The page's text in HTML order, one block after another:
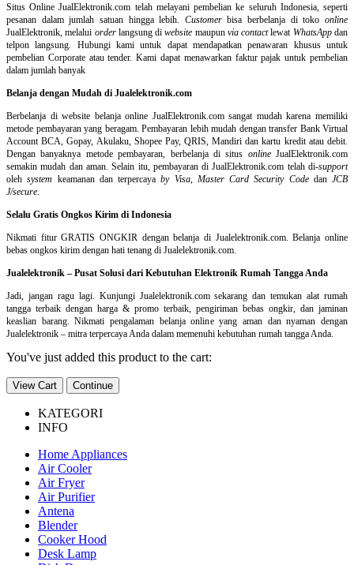
Situs Online JualElektronik.com telah melayani pembelian ke seluruh Indonesia, seperti
pesanan dalam jumlah satuan hingga lebih. Customerbisa berbelanja di tokoonline
JualElektronik, melalui orderlangsung diwebsite maupun via contactlewat WhatsAppdan
telpon langsung. Hubungi kami untuk dapat mendapatkan penawaran khusus untuk
pembelian Corporate atau tender. Kami dapat menawarkan faktur pajak untuk pembelian
dalam jumlah banyak
Belanja dengan Mudah di Jualelektronik.com
Berbelanja diwebsite belanja online JualElektronik.com sangat mudah karena memiliki
metode pembayaran yang beragam. Pembayaran lebih mudah dengan transfer Bank Virtual
Account BCA, Gopay, Akulaku, Shopee Pay, QRIS, Mandiri dan kartu kredit atau debit.
Dengan banyaknya metode pembayaran, berbelanja di situs onlineJualElektronik.com
semakin mudah dan aman. Selain itu, pembayaran di JualElektronik.com telah di-support
olehsystem keamanan dan terpercayaby Visa, Master Card Security Codedan JCB
J/secure.
Selalu Gratis Ongkos Kirim di Indonesia
Nikmati fitur GRATIS ONGKIR dengan belanja di Jualelektronik.com. Belanja online
bebas ongkos kirim dengan hati tenang di Jualelektronik.com.
Jualelektronik – Pusat Solusi dari Kebutuhan Elektronik Rumah Tangga Anda
Jadi, jangan ragu lagi. Kunjungi Jualelektronik.com sekarang dan temukan alat rumah
tangga terbaik dengan harga & promo terbaik, pengiriman bebas ongkir, dan jaminan
keaslian barang. Nikmati pengalaman belanja online yang aman dan nyaman dengan
Jualelektronik – mitra terpercaya Anda dalam memenuhi kebutuhan rumah tangga Anda.
You've just added this product to the cart:
View Cart Continue
KATEGORI
INFO
Home Appliances
Air Cooler
Air Fryer
Air Purifier
Antena
Blender
Cooker Hood
Desk Lamp